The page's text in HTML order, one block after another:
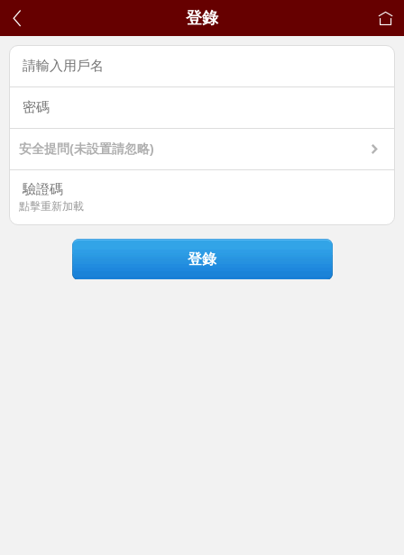
登錄
安全提問(未設置請忽略)
點擊重新加載
登錄